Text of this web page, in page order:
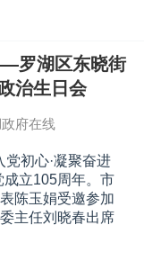
罗湖区东晓街
治生日会
府在线
初心·凝聚奋进
成立105周年。市
陈玉娟受邀参加
主任刘晓春出席